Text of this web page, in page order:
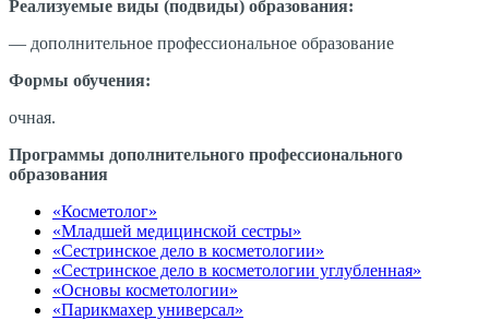
Реализуемые виды (подвиды) образования:
— дополнительное профессиональное образование
Формы обучения:
очная.
Программы дополнительного профессионального
образования
«Косметолог»
«Младшей медицинской сестры»
«Сестринское дело в косметологии»
«Сестринское дело в косметологии углубленная»
«Основы косметологии»
«Парикмахер универсал»